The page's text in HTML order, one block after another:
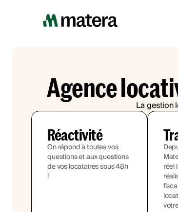
Agence
La gestion
Réactivité
On répond à toutes vos
questions et aux questions
de vos locataires sous 48h
!
réel